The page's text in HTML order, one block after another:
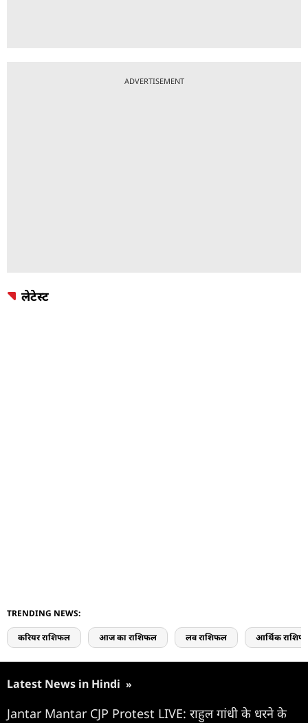
ADVERTISEMENT
लेटेस्ट
TRENDING NEWS:
करियर राशिफल आज का राशिफल लव राशिफल आर्थिक
Latest News in Hindi »
Jantar Mantar CJP Protest LIVE: राहुल गांधी के धरने के